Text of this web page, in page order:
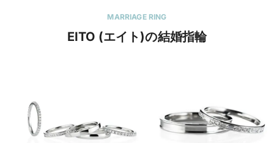
MARRIAGE RING
EITO (エイト)の結婚指輪